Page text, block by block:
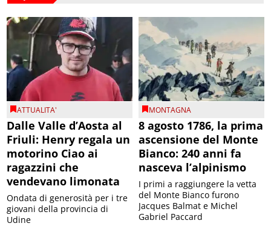
ATTUALITA'
Dalle Valle d’Aosta al
Friuli: Henry regala un
motorino Ciao ai
ragazzini che
vendevano limonata
Ondata di generosità per i tre
giovani della provincia di
Udine
MONTAGNA
8 agosto 1786, la prima
ascensione del Monte
Bianco: 240 anni fa
nasceva l’alpinismo
I primi a raggiungere la vetta
del Monte Bianco furono
Jacques Balmat e Michel
Gabriel Paccard